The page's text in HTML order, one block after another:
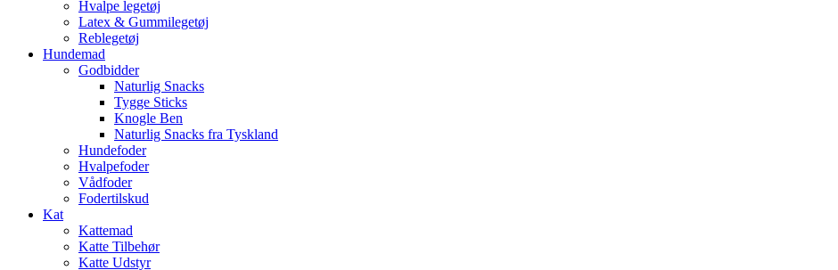
Hvalpe legetøj
Latex & Gummilegetøj
Reblegetøj
Hundemad
Godbidder
Naturlig Snacks
Tygge Sticks
Knogle Ben
Naturlig Snacks fra Tyskland
Hundefoder
Hvalpefoder
Vådfoder
Fodertilskud
Kat
Kattemad
Katte Tilbehør
Katte Udstyr